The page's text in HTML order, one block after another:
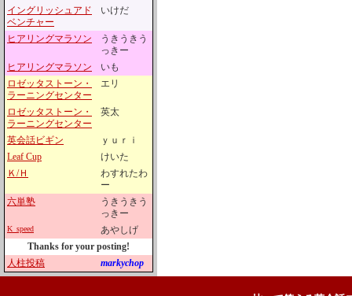
イングリッシュアド
ベンチャー
いけだ
ヒアリングマラソン
うきうきう
っきー
ヒアリングマラソン
いも
ロゼッタストーン・
ラーニングセンター
エリ
ロゼッタストーン・
ラーニングセンター
英太
英会話ビギン
ｙｕｒｉ
Leaf Cup
けいた
Ｋ/Ｈ
わすれたわ
ー
六単塾
うきうきう
っきー
K_speed
あやしげ
Thanks for your posting!
人柱投稿
markychop